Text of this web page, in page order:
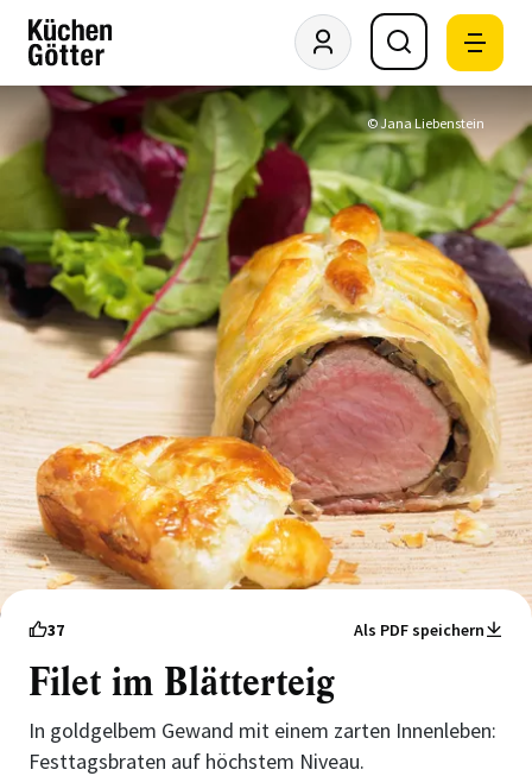
© Jana Liebenstein
37 Als PDF speichern
Filet im Blätterteig
In goldgelbem Gewand mit einem zarten Innenleben:
Festtagsbraten auf höchstem Niveau.